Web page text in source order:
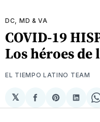
DC, MD & VA
COVID-19
Los héroes
EL TIEMPO LATINO TEAM
𝕏
Compartir
en
Share
on
en